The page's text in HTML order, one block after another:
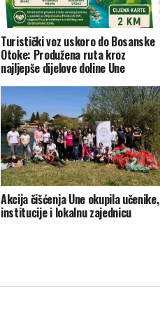
Turistički voz uskoro do Bosanske
Otoke: Produžena ruta kroz
najljepše dijelove doline Une
Akcija čišćenja Une okupila učenike,
institucije i lokalnu zajednicu